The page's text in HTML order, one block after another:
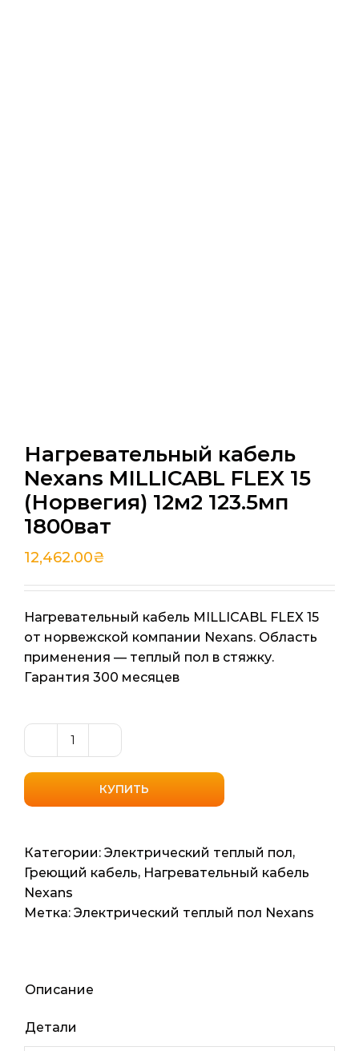
Нагревательный кабель
Nexans MILLICABL FLEX 15
(Норвегия) 12м2 123.5мп
1800ват
12,462.00₴
Нагревательный кабель MILLICABL FLEX 15
от норвежской компании Nexans. Область
применения — теплый пол в стяжку.
Гарантия 300 месяцев
Количество
товара
Нагревательный
кабель
MILLICABL
FLEX
15
(Норвегия)
КУПИТЬ
Категории: Электрический теплый пол,
Греющий кабель, Нагревательный кабель
Nexans
Метка: Электрический теплый пол Nexans
Описание
Детали